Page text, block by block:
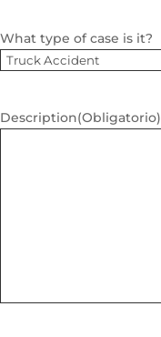
What type of case is it?
Description(Obligatorio)